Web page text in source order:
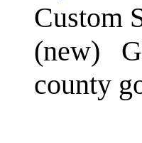
Custom
(new)
county